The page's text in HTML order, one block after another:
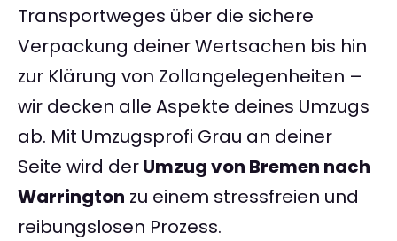
Transportweges über die sichere
Verpackung deiner Wertsachen bis hin
zur Klärung von Zollangelegenheiten –
wir decken alle Aspekte deines Umzugs
ab. Mit Umzugsprofi Grau an deiner
Seite wird derUmzug von Bremen nach
Warrington zu einem stressfreien und
reibungslosen Prozess.